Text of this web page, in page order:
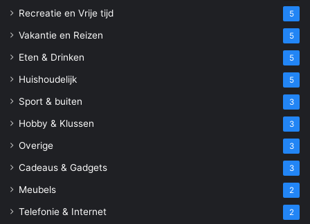
Recreatie en Vrije tijd 5
Vakantie en Reizen 5
Eten & Drinken 5
Huishoudelijk 5
Sport & buiten 3
Hobby & Klussen 3
Overige 3
Cadeaus & Gadgets 3
Meubels 2
Telefonie & Internet 2